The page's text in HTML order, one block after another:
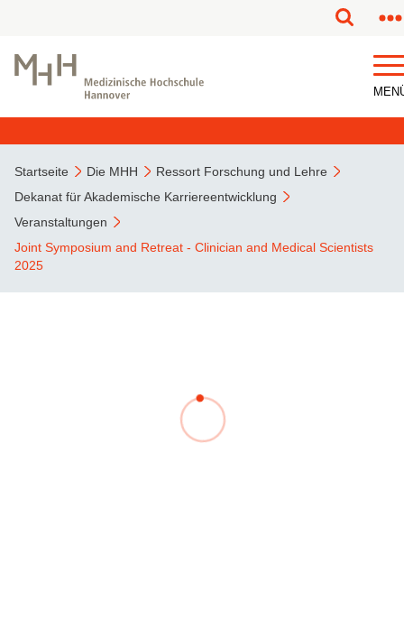
Startseite Die MHH
Ressort Forschung und Lehre
Dekanat für Akademische Karriereentwicklung
Veranstaltungen
Joint Symposium and Retreat - Clinician and Medical Scientists
2025